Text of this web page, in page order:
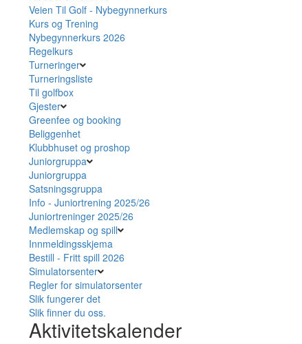
Veien Til Golf - Nybegynnerkurs
Kurs og Trening
Nybegynnerkurs 2026
Regelkurs
Turneringer
Turneringsliste
Til golfbox
Gjester
Greenfee og booking
Beliggenhet
Klubbhuset og proshop
Juniorgruppa
Juniorgruppa
Satsningsgruppa
Info - Juniortrening 2025/26
Juniortreninger 2025/26
Medlemskap og spill
Innmeldingsskjema
Bestill - Fritt spill 2026
Simulatorsenter
Regler for simulatorsenter
Slik fungerer det
Slik finner du oss.
Aktivitetskalender